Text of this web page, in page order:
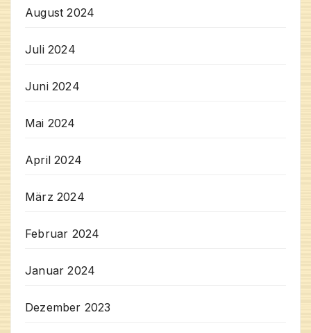
August 2024
Juli 2024
Juni 2024
Mai 2024
April 2024
März 2024
Februar 2024
Januar 2024
Dezember 2023